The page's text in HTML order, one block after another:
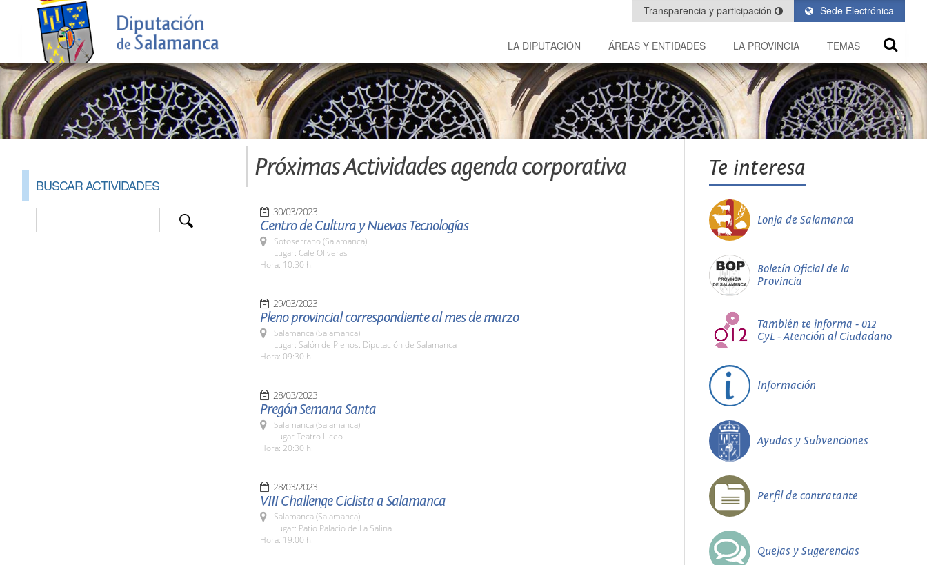
Sede Electrónica
Transparencia y participación
LA DIPUTACIÓN ÁREAS Y ENTIDADES LA PROVINCIA TEMAS
BUSCAR ACTIVIDADES
Próximas Actividades agenda corporativa
30/03/2023
Centro de Cultura y Nuevas Tecnologías
Sotoserrano (Salamanca)
Lugar: Cale Oliveras
Hora: 10:30 h.
29/03/2023
Pleno provincial correspondiente al mes de marzo
Salamanca (Salamanca)
Lugar: Salón de Plenos. Diputación de Salamanca
Hora: 09:30 h.
28/03/2023
Pregón Semana Santa
Salamanca (Salamanca)
Lugar Teatro Liceo
Hora: 20:30 h.
28/03/2023
VIII Challenge Ciclista a Salamanca
Salamanca (Salamanca)
Lugar: Patio Palacio de La Salina
Hora: 19:00 h.
Te interesa
Lonja de Salamanca
Boletín Oficial de la
Provincia
También te informa - 012
CyL - Atención al Ciudadano
Información
Ayudas y Subvenciones
Perfil de contratante
Quejas y Sugerencias